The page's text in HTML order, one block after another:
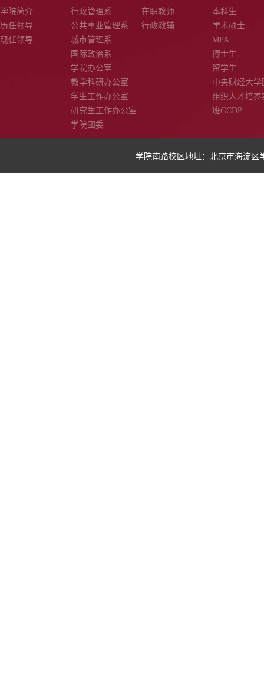
学院简介
历任领导
现任领导
行政管理系
公共事业管理系
城市管理系
国际政治系
学院办公室
教学科研办公室
学生工作办公室
研究生工作办公室
学院团委
在职教师
行政教辅
本科生
学术硕士
MPA
博士生
留学生
中央财经大学
组织人才培养
班GCDP
学院南路校区地址：北京市海淀区